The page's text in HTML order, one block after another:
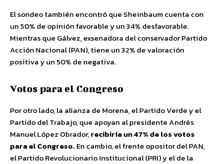
El sondeo también encontró que Sheinbaum cuenta con
un 50% de opinión favorable y un 34% desfavorable.
Mientras que Gálvez, exsenadora del conservador Partido
Acción Nacional (PAN), tiene un 32% de valoración
positiva y un 50% de negativa.
Votos para el Congreso
Por otro lado, la alianza de Morena, el Partido Verde y el
Partido del Trabajo, que apoyan al presidente Andrés
Manuel López Obrador,recibiría un 47% de los votos
para el Congreso.En cambio, el frente opositor del PAN,
el Partido Revolucionario Institucional (PRI) y el de la